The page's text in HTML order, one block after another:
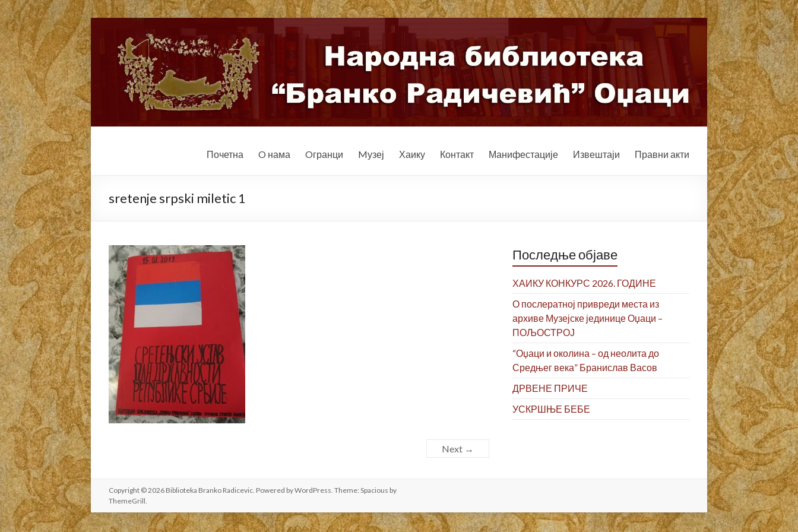
Почетна O нама Oгранци Mузеј Хаику Контакт Манифестације Извештаји Правни акти
sretenje srpski miletic 1
Next →
Последње објаве
ХАИКУ КОНКУРС 2026. ГОДИНЕ
О послератној привреди места из
архиве Музејске јединице Оџаци –
ПОЉОСТРОЈ
“Оџаци и околина – од неолита до
Средњег века” Бранислав Васов
ДРВЕНЕ ПРИЧЕ
УСКРШЊЕ БЕБЕ
Copyright © 2026 Biblioteka Branko Radicevic . Powered byWordPress . Theme: Spacious by
ThemeGrill